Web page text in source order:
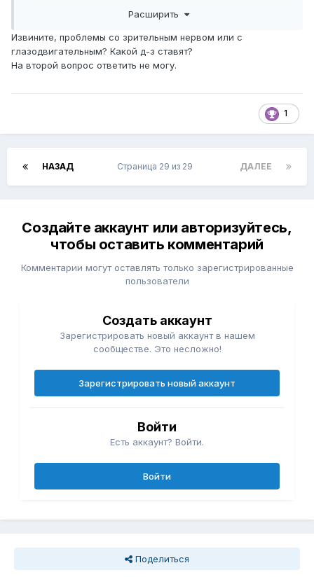
Что же это за "определённые формы"? Что и где можно
жалуется на усталость - хоть переходный возраст ещё
не наступил (и дочка тоже жаловалась, очень задолго
до получения диагноза "Миастения"). Так что мною
Расширить
Извините, проблемы со зрительным нервом или с
глазодвигательным? Какой д-з ставят?
На второй вопрос ответить не могу.
1
НАЗАД ДАЛЕЕ
Страница 29 из 29
Создайте аккаунт или авторизуйтесь,
чтобы оставить комментарий
Комментарии могут оставлять только зарегистрированные
пользователи
Создать аккаунт
Зарегистрировать новый аккаунт в нашем
сообществе. Это несложно!
Зарегистрировать новый аккаунт
Войти
Есть аккаунт? Войти.
Войти
Поделиться